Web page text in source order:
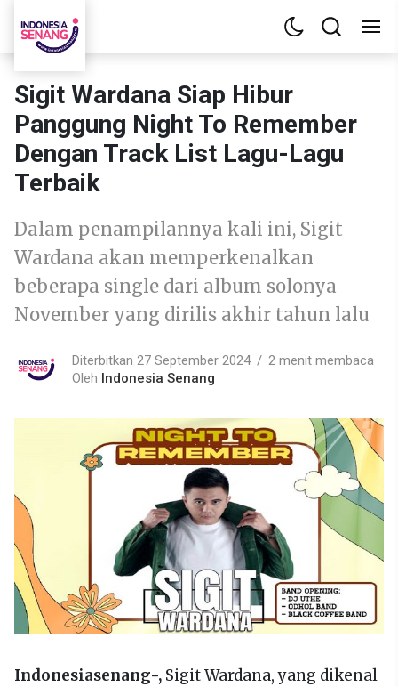
Sigit Wardana Siap Hibur
Panggung Night To Remember
Dengan Track List Lagu-Lagu
Terbaik
Dalam penampilannya kali ini, Sigit
Wardana akan memperkenalkan
beberapa single dari album solonya
November yang dirilis akhir tahun lalu
Diterbitkan 27 September 2024
2 menit membaca
Oleh Indonesia Senang
Indonesiasenang-, Sigit Wardana, yang dikenal